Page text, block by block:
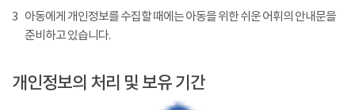
3 아동에게 개인정보를 수집할 때에는 아동을 위한 쉬운 어휘의 안내문을
준비하고 있습니다.
개인정보의 처리 및 보유 기간